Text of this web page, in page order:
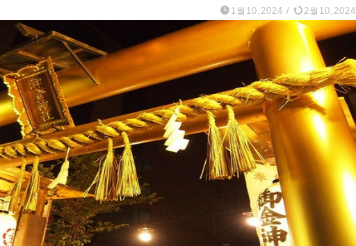
1월10,2024 / 2월10,2024